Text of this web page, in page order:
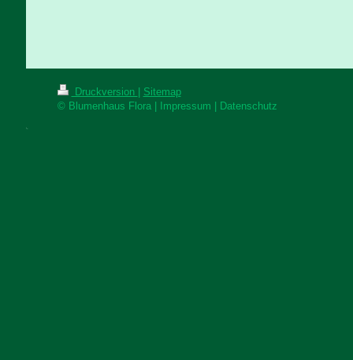
Druckversion
Sitemap
© Blumenhaus Flora | Impressum | Datenschutz